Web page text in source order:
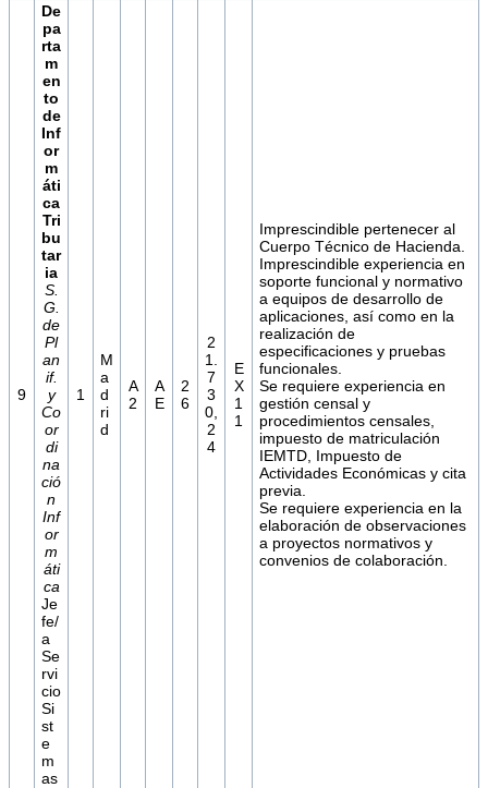
9
De
pa
rta
m
en
to
de
Inf
or
m
áti
ca
Tri
bu
tar
ia
S.
G.
de
Pl
an
if.
y
Co
or
di
na
ció
n
Inf
or
m
áti
ca
Je
fe/
a
Se
rvi
cio
Si
st
e
m
as
1
M
a
d
ri
d
A
2
A
E
2
6
2
1.
7
3
0,
2
4
E
X
1
1
Imprescindible pertenecer al
Cuerpo Técnico de Hacienda.
Imprescindible experiencia en
soporte funcional y normativo
a equipos de desarrollo de
aplicaciones, así como en la
realización de
especificaciones y pruebas
funcionales.
Se requiere experiencia en
gestión censal y
procedimientos censales,
impuesto de matriculación
IEMTD, Impuesto de
Actividades Económicas y cita
previa.
Se requiere experiencia en la
elaboración de observaciones
a proyectos normativos y
convenios de colaboración.